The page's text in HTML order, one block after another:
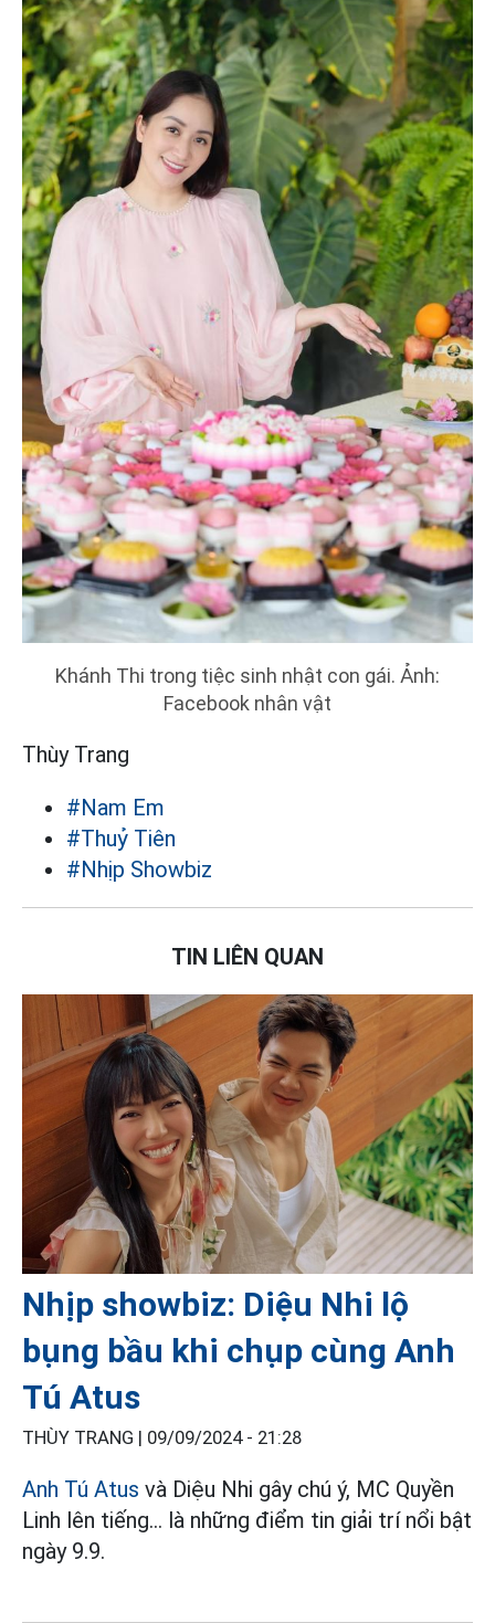
Khánh Thi trong tiệc sinh nhật con gái. Ảnh:
Facebook nhân vật
Thùy Trang
#Nam Em
#Thuỷ Tiên
#Nhịp Showbiz
TIN LIÊN QUAN
Nhịp showbiz: Diệu Nhi lộ
bụng bầu khi chụp cùng Anh
Tú Atus
THÙY TRANG | 09/09/2024 - 21:28
Anh Tú Atus và Diệu Nhi gây chú ý, MC Quyền
Linh lên tiếng... là những điểm tin giải trí nổi bật
ngày 9.9.